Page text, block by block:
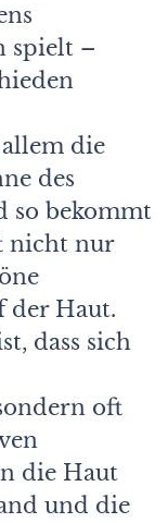
spielt –
die
des
so bekommt
nicht nur
der Haut.
dass sich
oft
die Haut
und die